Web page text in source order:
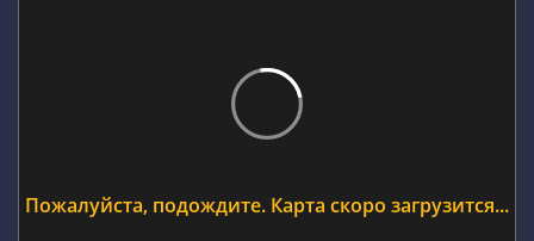
Пожалуйста, подождите. Карта скоро загрузится...